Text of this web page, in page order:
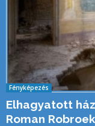
Fényképezés
Elhagyatott
Roman